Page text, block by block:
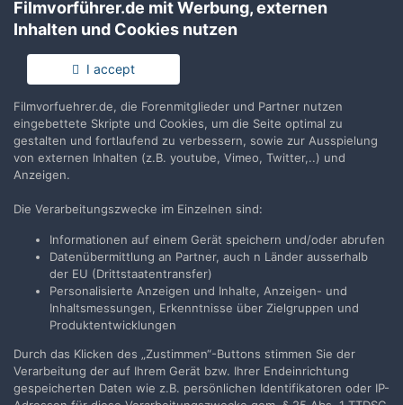
Du hast bereits ein Benutzerkonto? Melde Dich hier an.
Jetzt anmelden
Teilen Folgen
Zur Themenübersicht
Filmvorführer.de via Google durchsuchen:
Filmvorführer.de mit Werbung, externen
Inhalten und Cookies nutzen
I accept
Filmvorfuehrer.de, die Forenmitglieder und Partner nutzen
eingebettete Skripte und Cookies, um die Seite optimal zu
gestalten und fortlaufend zu verbessern, sowie zur Ausspielung
von externen Inhalten (z.B. youtube, Vimeo, Twitter,..) und
Anzeigen.
Die Verarbeitungszwecke im Einzelnen sind:
Informationen auf einem Gerät speichern und/oder abrufen
Datenübermittlung an Partner, auch n Länder ausserhalb
der EU (Drittstaatentransfer)
Personalisierte Anzeigen und Inhalte, Anzeigen- und
Inhaltsmessungen, Erkenntnisse über Zielgruppen und
Produktentwicklungen
Durch das Klicken des „Zustimmen“-Buttons stimmen Sie der
Verarbeitung der auf Ihrem Gerät bzw. Ihrer Endeinrichtung
gespeicherten Daten wie z.B. persönlichen Identifikatoren oder IP-